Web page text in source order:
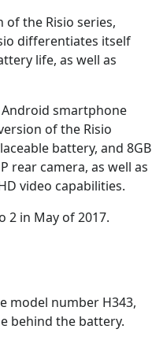
of the Risio series,
differentiates itself
life, as well as
Android smartphone
of the Risio
battery, and 8GB
rear camera, as well as
video capabilities.
2 in May of 2017.
model number H343,
behind the battery.